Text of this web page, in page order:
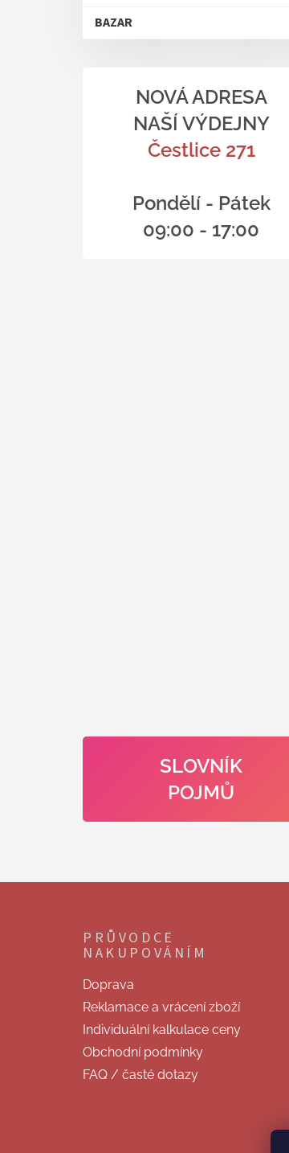
BAZAR
NOVÁ ADRESA
NAŠÍ VÝDEJNY
Čestlice 271
Pondělí - Pátek
09:00 - 17:00
SLOVNÍK
POJMŮ
PRŮVODCE
NAKUPOVÁNÍM
Doprava
Reklamace a vrácení zboží
Individuální kalkulace ceny
Obchodní podmínky
FAQ / časté dotazy